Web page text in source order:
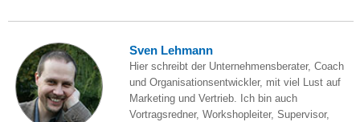
Sven Lehmann
Hier schreibt der Unternehmensberater, Coach
und Organisationsentwickler, mit viel Lust auf
Marketing und Vertrieb. Ich bin auch
Vortragsredner, Workshopleiter, Supervisor,